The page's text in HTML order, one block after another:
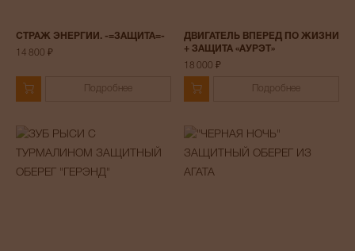
СТРАЖ ЭНЕРГИИ. -=ЗАЩИТА=-
14 800 ₽
Подробнее
ДВИГАТЕЛЬ ВПЕРЕД ПО ЖИЗНИ
+ ЗАЩИТА «АУРЭТ»
18 000 ₽
Подробнее